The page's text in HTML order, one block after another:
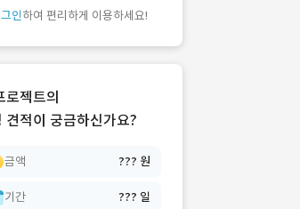
발 회사 있어?
인하여 편리하게 이용하세요!
로젝트의
견적이 궁금하신가요?
금액 ??? 원
기간 ??? 일